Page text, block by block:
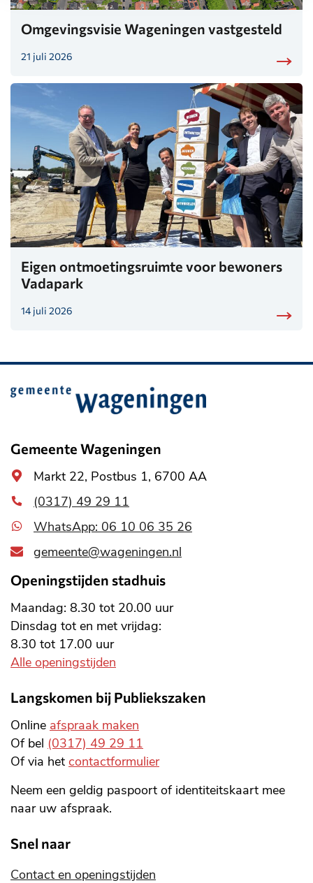
Omgevingsvisie Wageningen vastgesteld
21 juli 2026
Eigen ontmoetingsruimte voor bewoners
Vadapark
14 juli 2026
Belangrijke
informatie
Gemeente Wageningen
Algemeen
adres
Markt 22, Postbus 1, 6700 AA
(0317) 49 29 11
WhatsApp: 06 10 06 35 26
gemeente@wageningen.nl
Openingstijden stadhuis
Maandag: 8.30 tot 20.00 uur
Dinsdag tot en met vrijdag:
8.30 tot 17.00 uur
Alle openingstijden
Langskomen bij Publiekszaken
Online afspraak maken
Of bel (0317) 49 29 11
Of via het contactformulier
Neem een geldig paspoort of identiteitskaart mee
naar uw afspraak.
Snel naar
Contact en openingstijden